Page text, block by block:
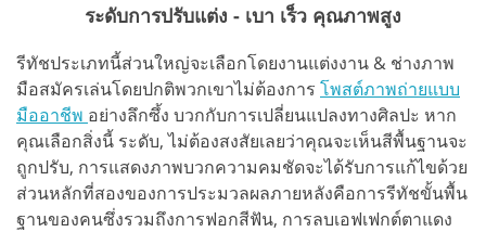
ระดับการปรับแต่ง - เบา เร็ว คุณภาพสูง
รีทัชประเภทนี้ส่วนใหญ่จะเลือกโดยงานแต่งงาน & ช่างภาพ
มือสมัครเล่นโดยปกติพวกเขาไม่ต้องการ โพสต์ภาพถ่ายแบบ
มืออาชีพ อย่างลึกซึ้ง บวกกับการเปลี่ยนแปลงทางศิลปะ หาก
คุณเลือกสิ่งนี้ ระดับ, ไม่ต้องสงสัยเลยว่าคุณจะเห็นสีพื้นฐานจะ
ถูกปรับ, การแสดงภาพบวกความคมชัดจะได้รับการแก้ไขด้วย
ส่วนหลักที่สองของการประมวลผลภายหลังคือการรีทัชขั้นพื้น
ฐานของคนซึ่งรวมถึงการฟอกสีฟัน, การลบเอฟเฟกต์ตาแดง